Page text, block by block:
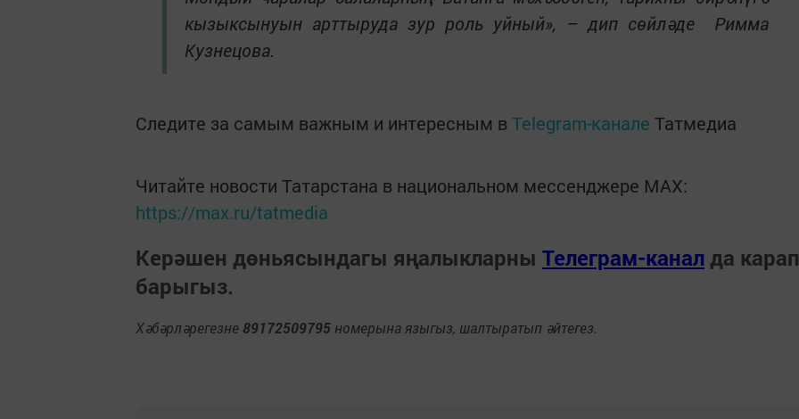
кызыксынуын арттыруда зур роль уйный», – дип сөйләде Римма
Кузнецова.
Следите за самым важным и интересным в Telegram-канале Татмедиа
Читайте новости Татарстана в национальном мессенджере MАХ:
https://max.ru/tatmedia
Керәшен дөньясындагы яңалыкларны Телеграм-канал да карап
барыгыз.
Хәбәрләрегезне 89172509795 номерына языгыз, шалтыратып әйтегез.